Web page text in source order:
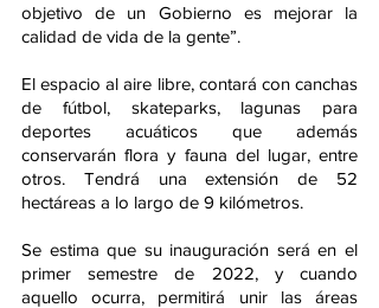
objetivo de un Gobierno es mejorar la
calidad de vida de la gente”.
El espacio al aire libre, contará con canchas
de fútbol, skateparks, lagunas para
deportes acuáticos que además
conservarán flora y fauna del lugar, entre
otros. Tendrá una extensión de 52
hectáreas a lo largo de 9 kilómetros.
Se estima que su inauguración será en el
primer semestre de 2022, y cuando
aquello ocurra, permitirá unir las áreas